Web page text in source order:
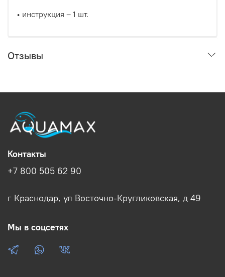
• инструкция – 1 шт.
Отзывы
Контакты
+7 800 505 62 90
г Краснодар, ул Восточно-Кругликовская, д 49
Мы в соцсетях